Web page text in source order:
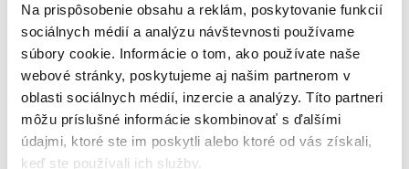
Na prispôsobenie obsahu a reklám, poskytovanie funkcií
sociálnych médií a analýzu návštevnosti používame
súbory cookie. Informácie o tom, ako používate naše
webové stránky, poskytujeme aj našim partnerom v
oblasti sociálnych médií, inzercie a analýzy. Títo partneri
môžu príslušné informácie skombinovať s ďalšími
údajmi, ktoré ste im poskytli alebo ktoré od vás získali,
keď ste používali ich služby.
Kia Instore
Cenová ponuka – model
Mám záujem o vozidlo
Ponuka financovania vozidla
Skúšobná jazda vozidla
Servis a služby
Adresa